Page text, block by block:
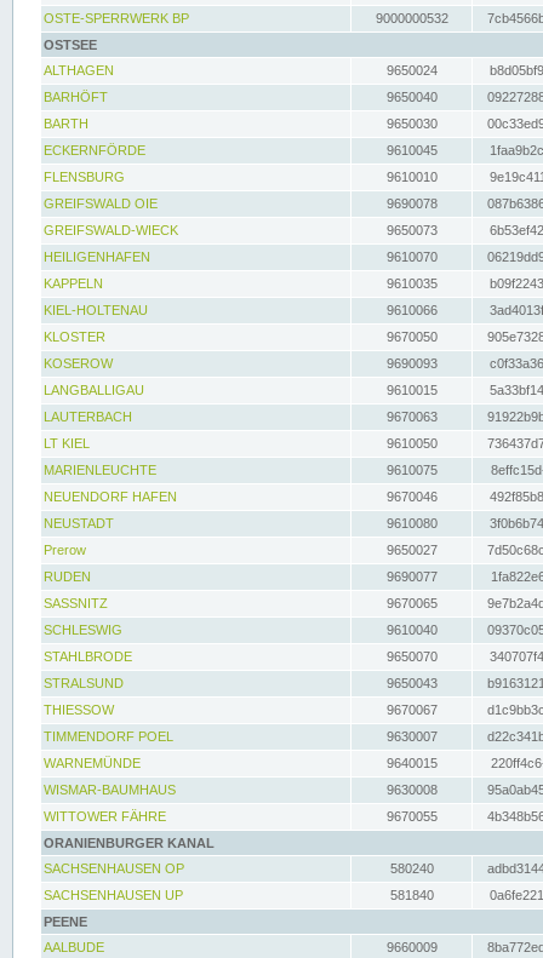
OSTE-SPERRWERK BP
9000000532
OSTSEE
ALTHAGEN
9650024
BARHÖFT
9650040
BARTH
9650030
ECKERNFÖRDE
9610045
FLENSBURG
9610010
GREIFSWALD OIE
9690078
GREIFSWALD-WIECK
9650073
HEILIGENHAFEN
9610070
KAPPELN
9610035
KIEL-HOLTENAU
9610066
KLOSTER
9670050
KOSEROW
9690093
LANGBALLIGAU
9610015
LAUTERBACH
9670063
LT KIEL
9610050
MARIENLEUCHTE
9610075
NEUENDORF HAFEN
9670046
NEUSTADT
9610080
Prerow
9650027
RUDEN
9690077
SASSNITZ
9670065
SCHLESWIG
9610040
STAHLBRODE
9650070
STRALSUND
9650043
THIESSOW
9670067
TIMMENDORF POEL
9630007
WARNEMÜNDE
9640015
WISMAR-BAUMHAUS
9630008
WITTOWER FÄHRE
9670055
ORANIENBURGER KANAL
SACHSENHAUSEN OP
580240
SACHSENHAUSEN UP
581840
PEENE
AALBUDE
9660009